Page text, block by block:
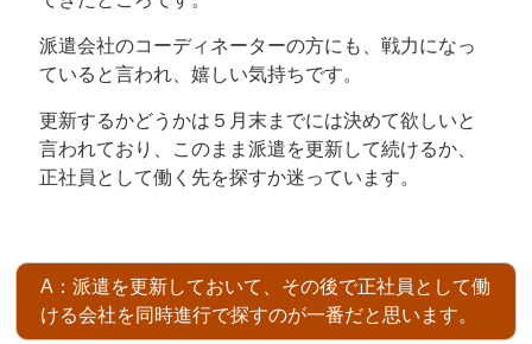
派遣会社のコーディネーターの方にも、戦力になっ
ていると言われ、嬉しい気持ちです。
更新するかどうかは５月末までには決めて欲しいと
言われており、このまま派遣を更新して続けるか、
正社員として働く先を探すか迷っています。
A：派遣を更新しておいて、その後で正社員として働
ける会社を同時進行で探すのが一番だと思います。